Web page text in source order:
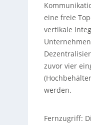
eine freie
vertikale
zuvor vier
werden.
Fernzugriff: